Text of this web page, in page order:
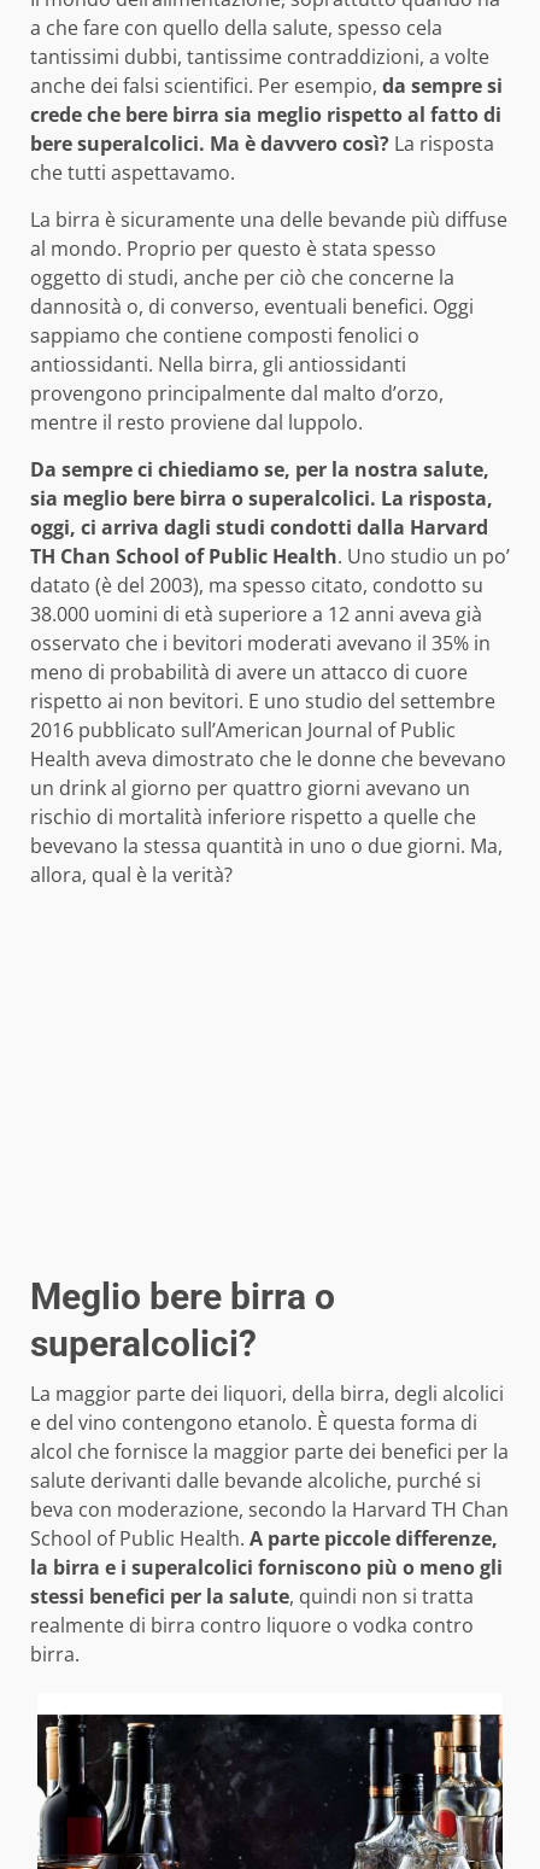
a che fare con quello della salute, spesso cela
tantissimi dubbi, tantissime contraddizioni, a volte
anche dei falsi scientifici. Per esempio, da sempre si
crede che bere birra sia meglio rispetto al fatto di
bere superalcolici. Ma è davvero così? La risposta
che tutti aspettavamo.
La birra è sicuramente una delle bevande più diffuse
al mondo. Proprio per questo è stata spesso
oggetto di studi, anche per ciò che concerne la
dannosità o, di converso, eventuali benefici. Oggi
sappiamo che contiene composti fenolici o
antiossidanti. Nella birra, gli antiossidanti
provengono principalmente dal malto d’orzo,
mentre il resto proviene dal luppolo.
Da sempre ci chiediamo se, per la nostra salute,
sia meglio bere birra o superalcolici. La risposta,
oggi, ci arriva dagli studi condotti dalla Harvard
TH Chan School of Public Health. Uno studio un po’
datato (è del 2003), ma spesso citato, condotto su
38.000 uomini di età superiore a 12 anni aveva già
osservato che i bevitori moderati avevano il 35% in
meno di probabilità di avere un attacco di cuore
rispetto ai non bevitori. E uno studio del settembre
2016 pubblicato sull’‌American Journal of Public
Health‌ aveva dimostrato che le donne che bevevano
un drink al giorno per quattro giorni avevano un
rischio di mortalità inferiore rispetto a quelle che
bevevano la stessa quantità in uno o due giorni. Ma,
allora, qual è la verità?
Meglio bere birra o
superalcolici?
La maggior parte dei liquori, della birra, degli alcolici
e del vino contengono etanolo. È questa forma di
alcol che fornisce la maggior parte dei benefici per la
salute derivanti dalle bevande alcoliche, purché si
beva con moderazione, secondo la Harvard TH Chan
School of Public Health. A parte piccole differenze,
la birra e i superalcolici forniscono più o meno gli
stessi benefici per la salute, quindi non si tratta
realmente di birra contro liquore o vodka contro
birra.